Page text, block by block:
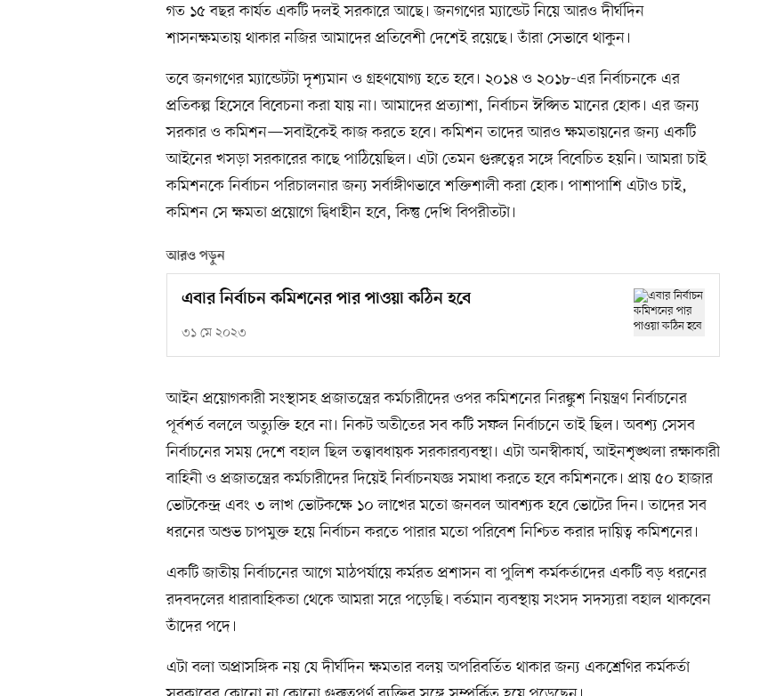
গত ১৫ বছর কার্যত একটি দলই সরকারে আছে। জনগণের ম্যান্ডেট নিয়ে আরও দীর্ঘদিন
শাসনক্ষমতায় থাকার নজির আমাদের প্রতিবেশী দেশেই রয়েছে। তাঁরা সেভাবে থাকুন।
তবে জনগণের ম্যান্ডেটটা দৃশ্যমান ও গ্রহণযোগ্য হতে হবে। ২০১৪ ও ২০১৮-এর নির্বাচনকে এর
প্রতিকল্প হিসেবে বিবেচনা করা যায় না। আমাদের প্রত্যাশা, নির্বাচন ঈপ্সিত মানের হোক। এর জন্য
সরকার ও কমিশন—সবাইকেই কাজ করতে হবে। কমিশন তাদের আরও ক্ষমতায়নের জন্য একটি
আইনের খসড়া সরকারের কাছে পাঠিয়েছিল। এটা তেমন গুরুত্বের সঙ্গে বিবেচিত হয়নি। আমরা চাই
কমিশনকে নির্বাচন পরিচালনার জন্য সর্বাঙ্গীণভাবে শক্তিশালী করা হোক। পাশাপাশি এটাও চাই,
কমিশন সে ক্ষমতা প্রয়োগে দ্বিধাহীন হবে, কিন্তু দেখি বিপরীতটা।
আরও পড়ুন
এবার নির্বাচন কমিশনের পার পাওয়া কঠিন হবে
৩১ মে ২০২৩
আইন প্রয়োগকারী সংস্থাসহ প্রজাতন্ত্রের কর্মচারীদের ওপর কমিশনের নিরঙ্কুশ নিয়ন্ত্রণ নির্বাচনের
পূর্বশর্ত বললে অত্যুক্তি হবে না। নিকট অতীতের সব কটি সফল নির্বাচনে তাই ছিল। অবশ্য সেসব
নির্বাচনের সময় দেশে বহাল ছিল তত্ত্বাবধায়ক সরকারব্যবস্থা। এটা অনস্বীকার্য, আইনশৃঙ্খলা রক্ষাকারী
বাহিনী ও প্রজাতন্ত্রের কর্মচারীদের দিয়েই নির্বাচনযজ্ঞ সমাধা করতে হবে কমিশনকে। প্রায় ৫০ হাজার
ভোটকেন্দ্র এবং ৩ লাখ ভোটকক্ষে ১০ লাখের মতো জনবল আবশ্যক হবে ভোটের দিন। তাদের সব
ধরনের অশুভ চাপমুক্ত হয়ে নির্বাচন করতে পারার মতো পরিবেশ নিশ্চিত করার দায়িত্ব কমিশনের।
একটি জাতীয় নির্বাচনের আগে মাঠপর্যায়ে কর্মরত প্রশাসন বা পুলিশ কর্মকর্তাদের একটি বড় ধরনের
রদবদলের ধারাবাহিকতা থেকে আমরা সরে পড়েছি। বর্তমান ব্যবস্থায় সংসদ সদস্যরা বহাল থাকবেন
তাঁদের পদে।
এটা বলা অপ্রাসঙ্গিক নয় যে দীর্ঘদিন ক্ষমতার বলয় অপরিবর্তিত থাকার জন্য একশ্রেণির কর্মকর্তা